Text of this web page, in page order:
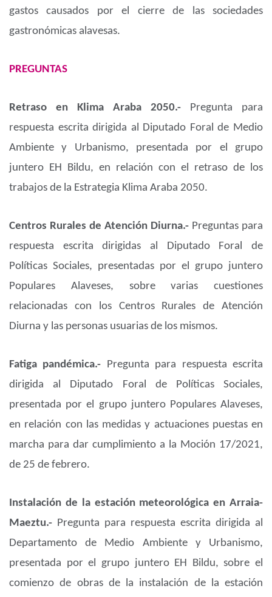
gastos causados por el cierre de las sociedades
gastronómicas alavesas.
PREGUNTAS
Retraso en Klima Araba 2050.- Pregunta para
respuesta escrita dirigida al Diputado Foral de Medio
Ambiente y Urbanismo, presentada por el grupo
juntero EH Bildu, en relación con el retraso de los
trabajos de la Estrategia Klima Araba 2050.
Centros Rurales de Atención Diurna.- Preguntas para
respuesta escrita dirigidas al Diputado Foral de
Políticas Sociales, presentadas por el grupo juntero
Populares Alaveses, sobre varias cuestiones
relacionadas con los Centros Rurales de Atención
Diurna y las personas usuarias de los mismos.
Fatiga pandémica.- Pregunta para respuesta escrita
dirigida al Diputado Foral de Políticas Sociales,
presentada por el grupo juntero Populares Alaveses,
en relación con las medidas y actuaciones puestas en
marcha para dar cumplimiento a la Moción 17/2021,
de 25 de febrero.
Instalación de la estación meteorológica en Arraia-
Maeztu.- Pregunta para respuesta escrita dirigida al
Departamento de Medio Ambiente y Urbanismo,
presentada por el grupo juntero EH Bildu, sobre el
comienzo de obras de la instalación de la estación